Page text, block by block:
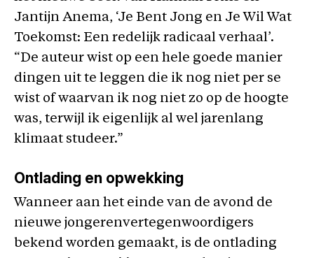
Jantijn Anema, ‘Je Bent Jong en Je Wil Wat
Toekomst: Een redelijk radicaal verhaal’.
“De auteur wist op een hele goede manier
dingen uit te leggen die ik nog niet per se
wist of waarvan ik nog niet zo op de hoogte
was, terwijl ik eigenlijk al wel jarenlang
klimaat studeer.”
Ontlading en opwekking
Wanneer aan het einde van de avond de
nieuwe jongerenvertegenwoordigers
bekend worden gemaakt, is de ontlading